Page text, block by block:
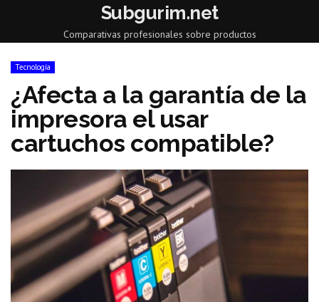
Subgurim.net
Comparativas profesionales sobre productos
Tecnología
¿Afecta a la garantía de la
impresora el usar
cartuchos compatible?